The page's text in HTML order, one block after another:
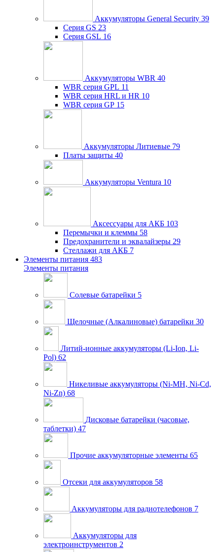
Аккумуляторы General Security 39
Серия GS 23
Серия GSL 16
Аккумуляторы WBR 40
WBR серия GPL 11
WBR серия HRL и HR 10
WBR серия GP 15
Аккумуляторы Литиевые 79
Платы защиты 40
Аккумуляторы Ventura 10
Аксессуары для АКБ 103
Перемычки и клеммы 58
Предохранители и эквалайзеры 29
Стеллажи для АКБ 7
Элементы питания 483
Элементы питания
Солевые батарейки 5
Щелочные (Алкалиновые) батарейки 30
Литий-ионные аккумуляторы (Li-Ion, Li-
Pol) 62
Никеливые аккумуляторы (Ni-MH, Ni-Cd,
Ni-Zn) 68
Дисковые батарейки (часовые,
таблетки) 47
Прочие аккумуляторные элементы 65
Отсеки для аккумуляторов 58
Аккумуляторы для радиотелефонов 7
Аккумуляторы для
электроинструментов 2